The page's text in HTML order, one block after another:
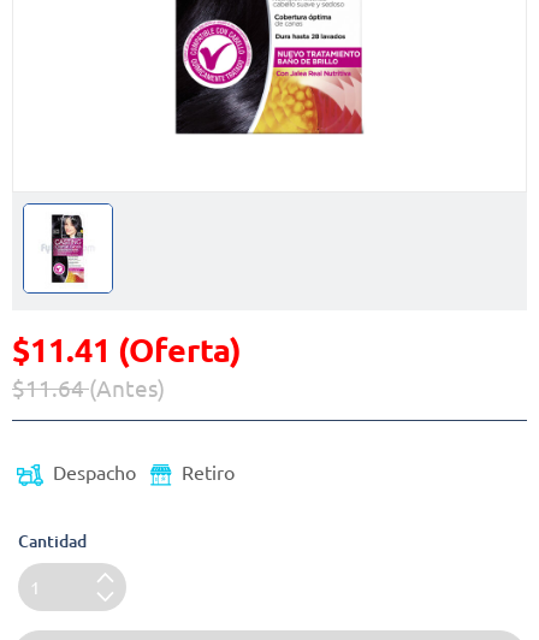
$11.41 (Oferta)
Precio reducido de
$11.64(Antes)
Despacho Retiro
Cantidad